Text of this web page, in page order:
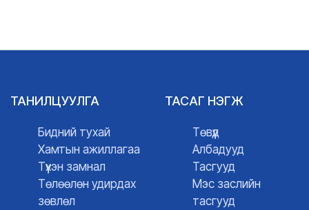
ТАНИЛЦУУЛГА
Бидний тухай
Хамтын ажиллагаа
Түүхэн замнал
Төлөөлөн удирдах
зөвлөл
ТАСАГ НЭГЖ
Төвүүд
Албадууд
Тасгууд
Мэс заслийн
тасгууд